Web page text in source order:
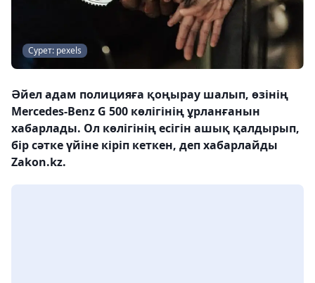
Сурет: pexels
Әйел адам полицияға қоңырау шалып, өзінің
Mercedes-Benz G 500 көлігінің ұрланғанын
хабарлады. Ол көлігінің есігін ашық қалдырып,
бір сәтке үйіне кіріп кеткен, деп хабарлайды
Zakon.kz.